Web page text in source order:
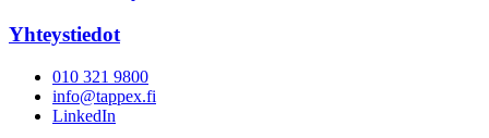
Yhteystiedot
010 321 9800
info@tappex.fi
LinkedIn